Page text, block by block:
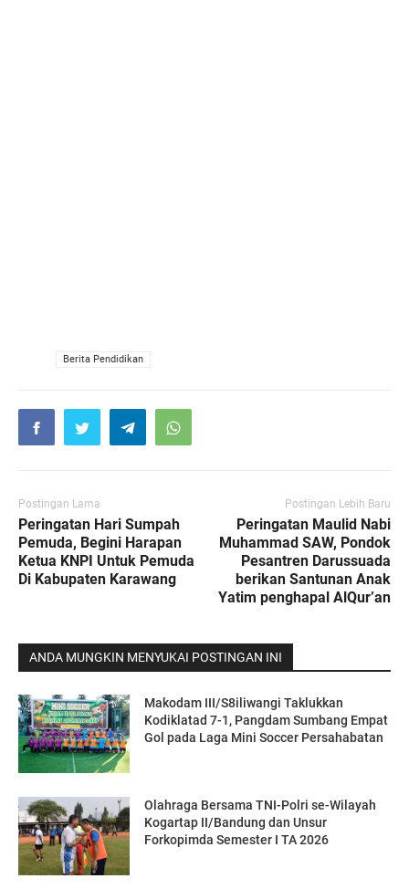
Berita Pendidikan
Postingan Lama
Peringatan Hari Sumpah
Pemuda, Begini Harapan
Ketua KNPI Untuk Pemuda
Di Kabupaten Karawang
Postingan Lebih Baru
Peringatan Maulid Nabi
Muhammad SAW, Pondok
Pesantren Darussuada
berikan Santunan Anak
Yatim penghapal AlQur’an
ANDA MUNGKIN MENYUKAI POSTINGAN INI
Makodam III/S8iliwangi Taklukkan
Kodiklatad 7-1, Pangdam Sumbang Empat
Gol pada Laga Mini Soccer Persahabatan
Olahraga Bersama TNI-Polri se-Wilayah
Kogartap II/Bandung dan Unsur
Forkopimda Semester I TA 2026